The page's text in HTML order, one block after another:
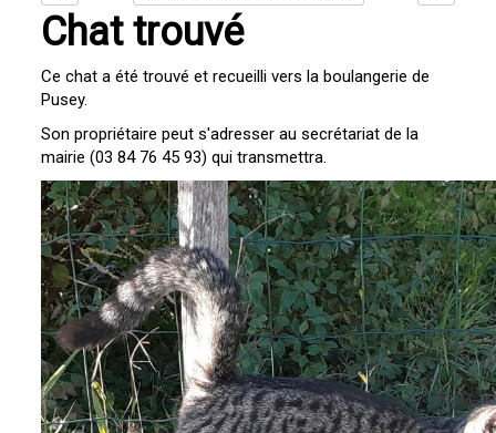
Chat trouvé
Ce chat a été trouvé et recueilli vers la boulangerie de
Pusey.
Son propriétaire peut s'adresser au secrétariat de la
mairie (03 84 76 45 93) qui transmettra.